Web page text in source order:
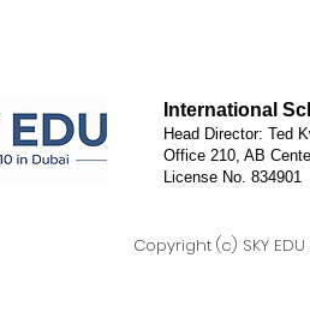
International
Head Director: Ted
Office 210, AB
License No. 834901
Copyright (c) SKY EDU